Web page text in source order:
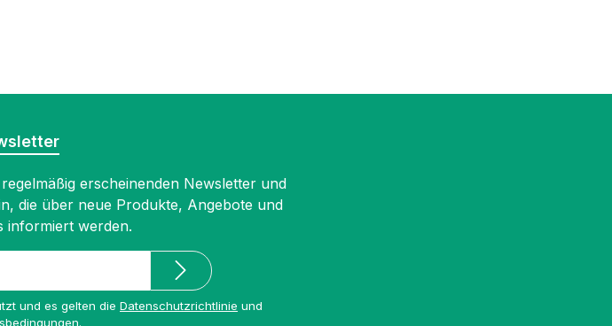
erscheinenden Newsletter und
die über neue Produkte, Angebote und
informiert werden.
und es gelten die Datenschutzrichtlinie und
.